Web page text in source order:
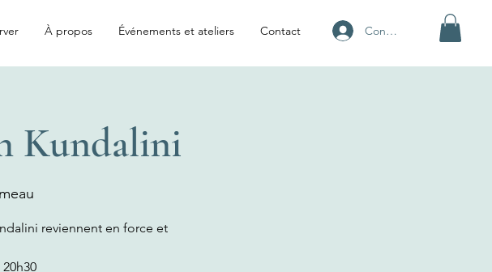
À propos Événements et ateliers Contact Connexion
Kundalini
reviennent en force et